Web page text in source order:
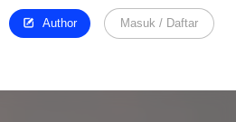
Author Masuk / Daftar